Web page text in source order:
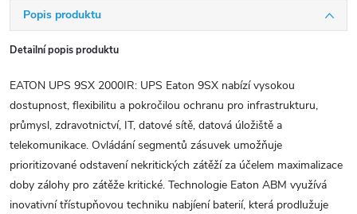
Popis produktu
Detailní popis produktu
EATON UPS 9SX 2000IR: UPS Eaton 9SX nabízí vysokou
dostupnost, flexibilitu a pokročilou ochranu pro infrastrukturu,
průmysl, zdravotnictví, IT, datové sítě, datová úložiště a
telekomunikace. Ovládání segmentů zásuvek umožňuje
prioritizované odstavení nekritických zátěží za účelem maximalizace
doby zálohy pro zátěže kritické. Technologie Eaton ABM využívá
inovativní třístupňovou techniku nabjíení baterií, která prodlužuje